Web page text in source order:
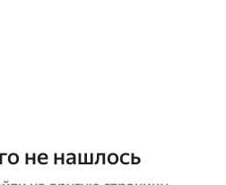
не нашлось